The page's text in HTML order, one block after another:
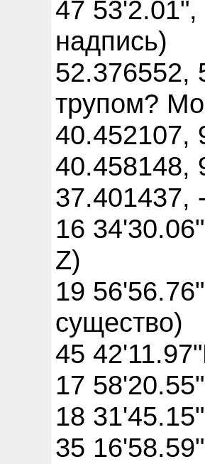
47
надпись)
52.376552,
трупом?
40.452107,
40.458148,
37.401437,
16
Z)
19
существо)
45
17
18
35